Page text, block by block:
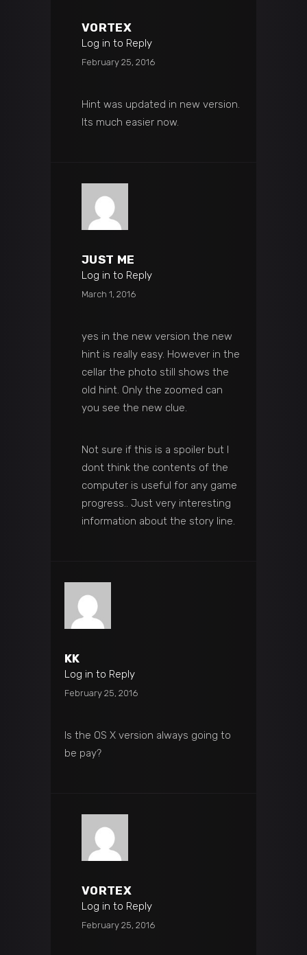
VORTEX
Log in to Reply
February 25, 2016
Hint was updated in new version.
Its much easier now.
JUST ME
Log in to Reply
March 1, 2016
yes in the new version the new
hint is really easy. However in the
cellar the photo still shows the
old hint. Only the zoomed can
you see the new clue.
Not sure if this is a spoiler but I
dont think the contents of the
computer is useful for any game
progress.. Just very interesting
information about the story line.
KK
Log in to Reply
February 25, 2016
Is the OS X version always going to
be pay?
VORTEX
Log in to Reply
February 25, 2016